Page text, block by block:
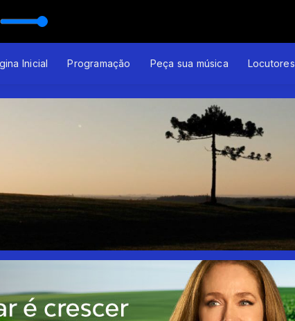
- 3ª parte - CP Diversidade 03 - Preconceito
Inicial Programação Peça sua música Locutores